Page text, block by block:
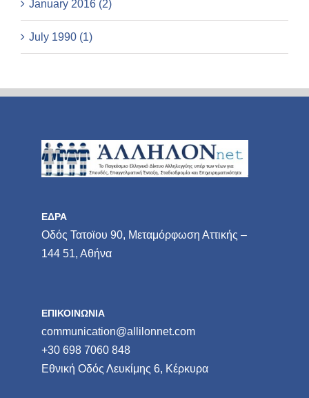
January 2016 (2)
July 1990 (1)
ΕΔΡΑ
Οδός Τατοϊου 90, Μεταμόρφωση Αττικής –
144 51, Αθήνα
ΕΠΙΚΟΙΝΩΝΙΑ
communication@allilonnet.com
+30 698 7060 848
Εθνική Οδός Λευκίμης 6, Κέρκυρα